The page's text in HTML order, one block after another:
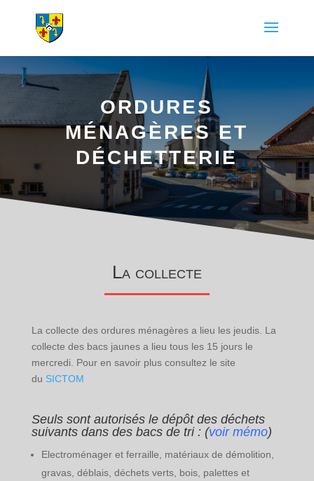
ORDURES
MÉNAGÈRES ET
DÉCHETTERIE
La collecte
La collecte des ordures ménagères a lieu les jeudis. La
collecte des bacs jaunes a lieu tous les 15 jours le
mercredi. Pour en savoir plus consultez le site
du SICTOM
Seuls sont autorisés le dépôt des déchets
suivants dans des bacs de tri : (voir mémo)
Electroménager et ferraille, matériaux de démolition,
gravas, déblais, déchets verts, bois, palettes et